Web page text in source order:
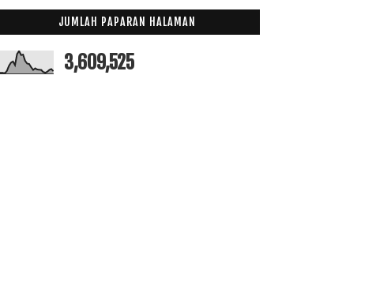
JUMLAH PAPARAN HALAMAN
3,609,525